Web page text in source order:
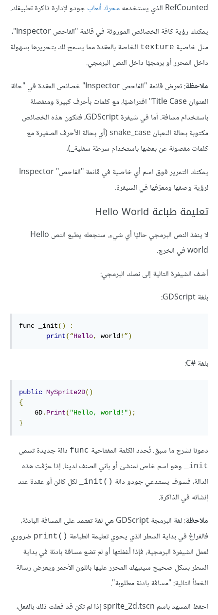
RefCounted الذي يستخدمه
محرك ألعابجودو لإدارة ذاكرة تطبيقك.
يمكنك رؤية كافة الخصائص الموروثة في قائمة "الفاحص Inspector"،
مثل خاصية texture الخاصة بالعقدة مما يسمح لك بتحريرها بسهولة
داخل المحرر أو برمجيًا داخل النص البرمجي.
ملاحظة
: تعرض قائمة "الفاحص Inspector" خصائص العقدة في "حالة
العنوان Title Case" افتراضيًا، مع كلمات بأحرف كبيرة ومنفصلة
باستخدام مسافة. أما في شيفرة GDScript، فتكون هذه الخصائص
مكتوبة بحالة الثعبان snake_case (أي بحالة الأحرف الصغيرة مع
كلمات مفصولة عن بعضها باستخدام شرطة سفلية_).
يمكنك التمرير فوق اسم أي خاصية في قائمة "الفاحص" Inspector
لرؤية وصفها ومعرّفها في الشيفرة.
تعليمة طباعة Hello World
لا ينفذ النص البرمجي حاليًا أي شيء. سنجعله يطبع النص Hello
world في الخرج.
أضف الشيفرة التالية إلى نصك البرمجي:
بلغة GDScript:
func _init()
:
print(“Hello, world !”)
بلغة C#‎:
public MySprite2D()
{
    GD
. Print( "Hello, world!");
}
دعونا نشرح ما سبق. تُحدد الكلمة المفتاحية func دالة جديدة تسمى
‎_init‏‎
وهو اسم خاص لمنشئ أو باني الصنف لدينا. إذا عرّفت هذه
الدالة، فسوف يستدعي جودو دالة ‎_init()‎
لكل كائن أو عقدة عند
إنشائه في الذاكرة.
ملاحظة
: لغة البرمجة GDScript هي لغة تعتمد على المسافة البادئة،
فالفراغ في بداية السطر الذي يحوي تعليمة الطباعة ()print
ضروري
لعمل الشيفرة البرمجية، فإذا أغفلتها أو لم تضع مسافة بادئة في بداية
السطر بشكل صحيح سينبهك المحرر عليها باللون الأحمر ويعرض رسالة
الخطأ التالية: "مسافة بادئة مطلوبة".
احفظ المشهد باسم sprite_2d.tscn إذا لم تكن قد فعلت ذلك بالفعل،